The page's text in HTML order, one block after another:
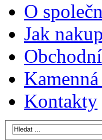
O
Jak
Kontakty